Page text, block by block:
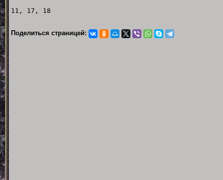
11, 17, 18
Поделиться страницей: